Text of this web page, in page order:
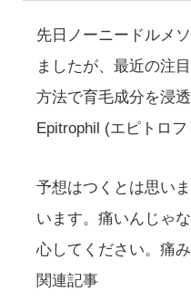
先日ノーニードルメ
ましたが、最近の注
方法で育毛成分を浸
Epitrophil (エピトロフ
予想はつくとは思い
います。痛いんじゃ
心してください。痛
関連記事